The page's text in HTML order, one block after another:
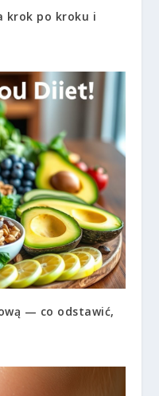
krok po kroku i
— co odstawić,